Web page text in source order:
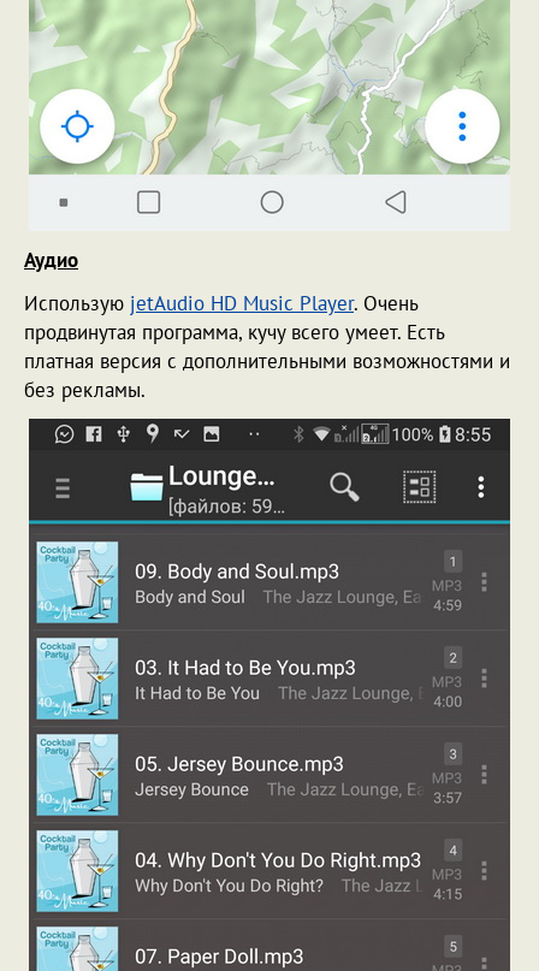
Аудио
Использую jetAudio HD Music Player. Очень
продвинутая программа, кучу всего умеет. Есть
платная версия с дополнительными возможностями и
без рекламы.